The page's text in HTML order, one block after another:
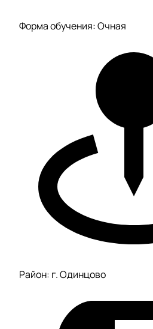
Форма обучения: Очная
Район: г. Одинцово